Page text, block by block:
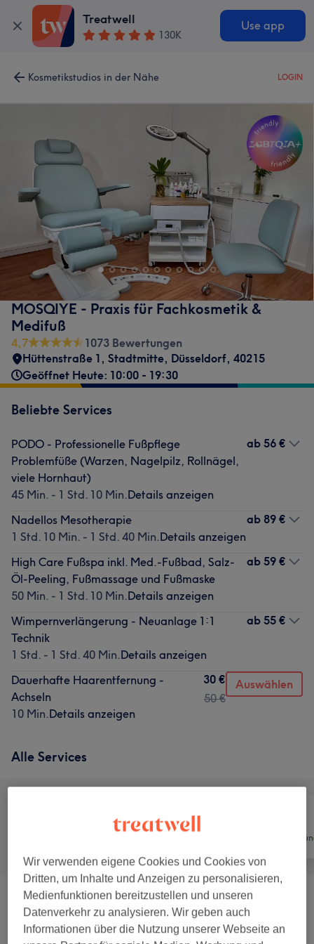
Treatwell
130K
Use app
Kosmetikstudios in der Nähe LOGIN
MOSQIYE - Praxis für Fachkosmetik &
Medifuß
4,7
1073 Bewertungen
Hüttenstraße 1, Stadtmitte, Düsseldorf, 40215
Geöffnet Heute: 10:00 - 19:30
Beliebte Services
PODO - Professionelle Fußpflege
Problemfüße (Warzen, Nagelpilz, Rollnägel,
viele Hornhaut)
45 Min. - 1 Std. 10 Min.Details anzeigen
ab 56 €
Nadellos Mesotherapie
1 Std. 10 Min. - 1 Std. 40 Min.Details anzeigen
ab 89 €
High Care Fußspa inkl. Med.-Fußbad, Salz-
Öl-Peeling, Fußmassage und Fußmaske
50 Min. - 1 Std. 10 Min.Details anzeigen
ab 59 €
Wimpernverlängerung - Neuanlage 1:1
Technik
1 Std. - 1 Std. 40 Min.Details anzeigen
ab 55 €
Dauerhafte Haarentfernung -
Achseln
10 Min.Details anzeigen
30 €
50 €
Auswählen
Alle Services
Wimpernverlängerungen Neuanlage ( 13) ab 0,01 €
Wimpernverlängerungen Auffüllen (21 )
Wir verwenden eigene Cookies und Cookies von
Dritten, um Inhalte und Anzeigen zu personalisieren,
Medienfunktionen bereitzustellen und unseren
Datenverkehr zu analysieren. Wir geben auch
Informationen über die Nutzung unserer Webseite an